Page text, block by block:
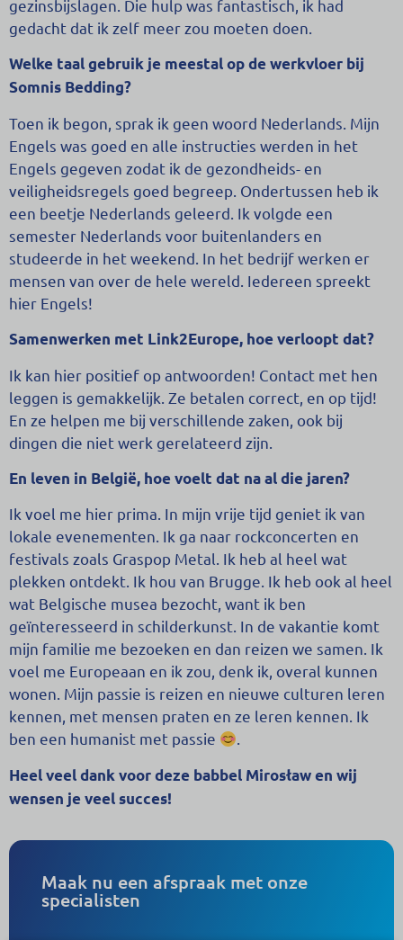
gezinsbijslagen. Die hulp was fantastisch, ik had
gedacht dat ik zelf meer zou moeten doen.
Welke taal gebruik je meestal op de werkvloer bij
Somnis Bedding?
Toen ik begon, sprak ik geen woord Nederlands. Mijn
Engels was goed en alle instructies werden in het
Engels gegeven zodat ik de gezondheids- en
veiligheidsregels goed begreep. Ondertussen heb ik
een beetje Nederlands geleerd. Ik volgde een
semester Nederlands voor buitenlanders en
studeerde in het weekend. In het bedrijf werken er
mensen van over de hele wereld. Iedereen spreekt
hier Engels!
Samenwerken met Link2Europe, hoe verloopt dat?
Ik kan hier positief op antwoorden! Contact met hen
leggen is gemakkelijk. Ze betalen correct, en op tijd!
En ze helpen me bij verschillende zaken, ook bij
dingen die niet werk gerelateerd zijn.
En leven in België, hoe voelt dat na al die jaren?
Ik voel me hier prima. In mijn vrije tijd geniet ik van
lokale evenementen. Ik ga naar rockconcerten en
festivals zoals Graspop Metal. Ik heb al heel wat
plekken ontdekt. Ik hou van Brugge. Ik heb ook al heel
wat Belgische musea bezocht, want ik ben
geïnteresseerd in schilderkunst. In de vakantie komt
mijn familie me bezoeken en dan reizen we samen. Ik
voel me Europeaan en ik zou, denk ik, overal kunnen
wonen. Mijn passie is reizen en nieuwe culturen leren
kennen, met mensen praten en ze leren kennen. Ik
ben een humanist met passie
.
Heel veel dank voor deze babbel Mirosław en wij
wensen je veel succes!
Maak nu een afspraak met onze
specialisten